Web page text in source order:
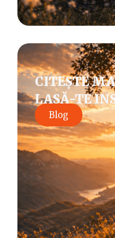
CITEȘTE
LASĂ-TE
Blog